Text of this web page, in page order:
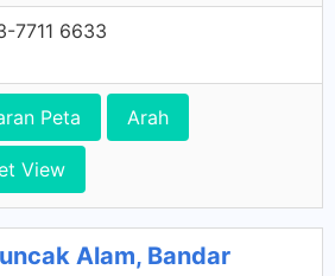
7711 6633
Peta Arah
View
Alam, Bandar